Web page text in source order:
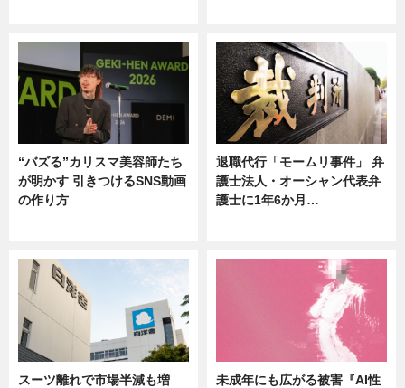
“バズる”カリスマ美容師たち
が明かす 引きつけるSNS動画
の作り方
退職代行「モームリ事件」 弁
護士法人・オーシャン代表弁
護士に1年6か月…
スーツ離れで市場半減も増
未成年にも広がる被害『AI性